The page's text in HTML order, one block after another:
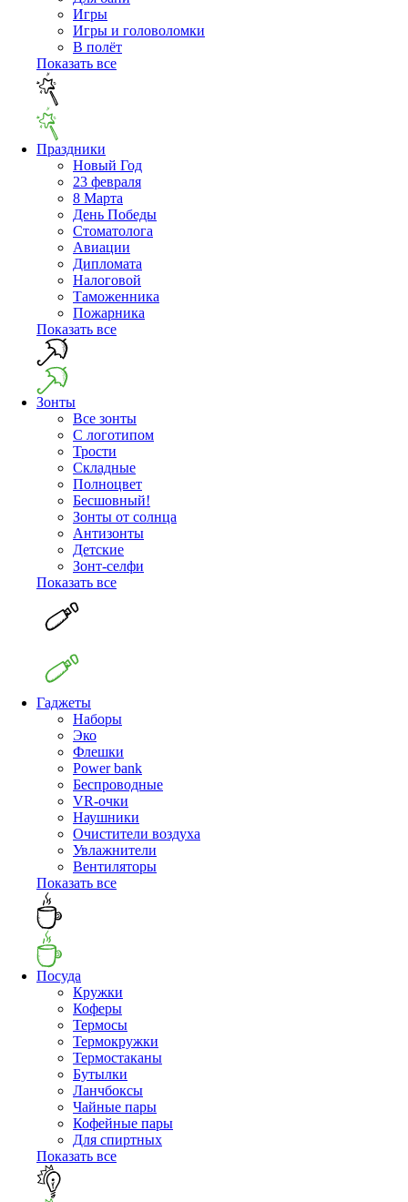
Игры
Игры и головоломки
В полёт
Показать все
Праздники
Новый Год
23 февраля
8 Марта
День Победы
Cтоматолога
Авиации
Дипломата
Налоговой
Таможенника
Пожарника
Показать все
Зонты
Все зонты
С логотипом
Трости
Складные
Полноцвет
Бесшовный!
Зонты от солнца
Антизонты
Детские
Зонт-селфи
Показать все
Гаджеты
Наборы
Эко
Флешки
Power bank
Беспроводные
VR-очки
Наушники
Очистители воздуха
Увлажнители
Вентиляторы
Показать все
Посуда
Кружки
Коферы
Термосы
Термокружки
Термостаканы
Бутылки
Ланчбоксы
Чайные пары
Кофейные пары
Для спиртных
Показать все